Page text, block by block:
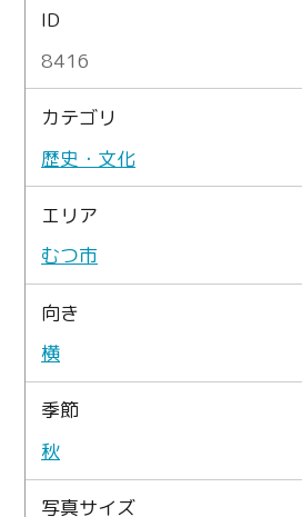
ID
8416
カテゴリ
歴史・文化
エリア
むつ市
向き
横
季節
秋
写真サイズ